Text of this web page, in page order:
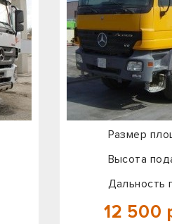
Размер
Высота
Дальность
12 500